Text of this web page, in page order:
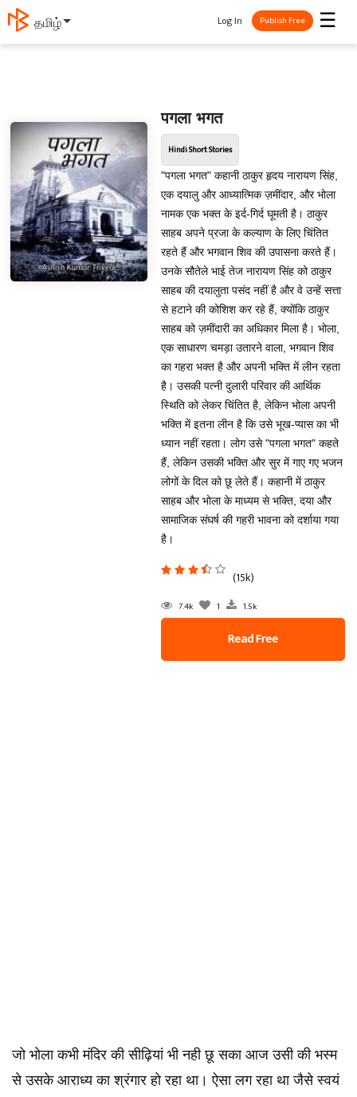
தமிழ் ☰
Log In Publish Free
पगला भगत
Hindi Short Stories
"पगला भगत" कहानी ठाकुर हृदय नारायण सिंह,
एक दयालु और आध्यात्मिक ज़मींदार, और भोला
नामक एक भक्त के इर्द-गिर्द घूमती है। ठाकुर
साहब अपने प्रजा के कल्याण के लिए चिंतित
रहते हैं और भगवान शिव की उपासना करते हैं।
उनके सौतेले भाई तेज नारायण सिंह को ठाकुर
साहब की दयालुता पसंद नहीं है और वे उन्हें सत्ता
से हटाने की कोशिश कर रहे हैं, क्योंकि ठाकुर
साहब को ज़मींदारी का अधिकार मिला है। भोला,
एक साधारण चमड़ा उतारने वाला, भगवान शिव
का गहरा भक्त है और अपनी भक्ति में लीन रहता
है। उसकी पत्नी दुलारी परिवार की आर्थिक
स्थिति को लेकर चिंतित है, लेकिन भोला अपनी
भक्ति में इतना लीन है कि उसे भूख-प्यास का भी
ध्यान नहीं रहता। लोग उसे "पगला भगत" कहते
हैं, लेकिन उसकी भक्ति और सुर में गाए गए भजन
लोगों के दिल को छू लेते हैं। कहानी में ठाकुर
साहब और भोला के माध्यम से भक्ति, दया और
सामाजिक संघर्ष की गहरी भावना को दर्शाया गया
है।
(15k)
7.4k 1 1.5k
Read Free
जो भोला कभी मंदिर की सीढ़ियां भी नही छू सका आज उसी की भस्म
से उसके आराध्य का श्रंगार हो रहा था। ऐसा लग रहा था जैसे स्वयं